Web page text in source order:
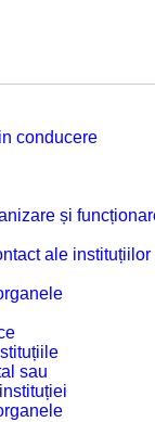
conducere
și
ale
sau